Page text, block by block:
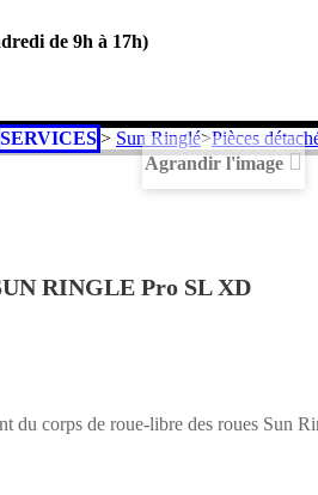
de 9h à 17h)
SERVICES> Sun Ringlé>Pièces
Agrandir l'image
RINGLE Pro SL XD
du corps de roue-libre des roues Sun